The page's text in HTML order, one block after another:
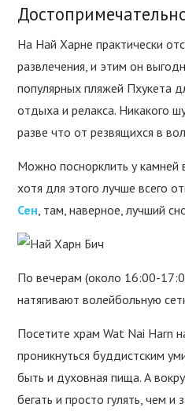
На Най Харне практически
развлечения, и этим он
популярных пляжей Пхукета
отдыха и релакса. Никакого
разве что от резвящихся в
Можно поснорклить у камней
хотя для этого лучше всего
Сен , там, наверное, лучший
По вечерам (около 16:00-
натягивают волейбольную
Посетите храм Wat Nai Harn
проникнуться буддистским
быть и духовная пища. А
бегать и просто гулять, чем